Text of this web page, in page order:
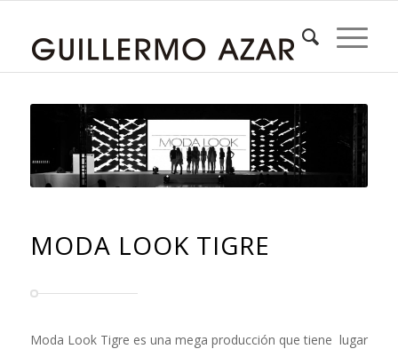
MODA LOOK TIGRE
Moda Look Tigre es una mega producción que tiene lugar